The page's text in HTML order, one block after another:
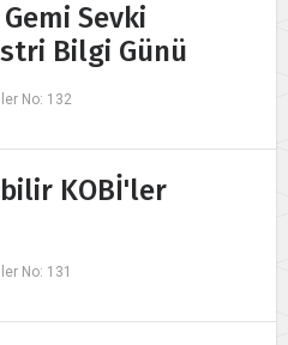
Sevki
Bilgi Günü
No: 132
KOBİ'ler
No: 131